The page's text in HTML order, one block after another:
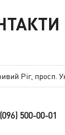
500-00-01